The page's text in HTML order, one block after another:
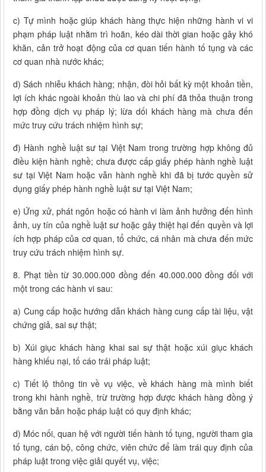
c) Tự mình hoặc giúp khách hàng thực hiện những hành vi vi
phạm pháp luật nhằm trì hoãn, kéo dài thời gian hoặc gây khó
khăn, cản trở hoạt động của cơ quan tiến hành tố tụng và các
cơ quan nhà nước khác;
d) Sách nhiễu khách hàng; nhận, đòi hỏi bất kỳ một khoản tiền,
lợi ích khác ngoài khoản thù lao và chi phí đã thỏa thuận trong
hợp đồng dịch vụ pháp lý; lừa dối khách hàng mà chưa đến
mức truy cứu trách nhiệm hình sự;
đ) Hành nghề luật sư tại Việt Nam trong trường hợp không đủ
điều kiện hành nghề; chưa được cấp giấy phép hành nghề luật
sư tại Việt Nam hoặc vẫn hành nghề khi đã bị tước quyền sử
dụng giấy phép hành nghề luật sư tại Việt Nam;
e) Ứng xử, phát ngôn hoặc có hành vi làm ảnh hưởng đến hình
ảnh, uy tín của nghề luật sư hoặc gây thiệt hại đến quyền và lợi
ích hợp pháp của cơ quan, tổ chức, cá nhân mà chưa đến mức
truy cứu trách nhiệm hình sự.
8. Phạt tiền từ 30.000.000 đồng đến 40.000.000 đồng đối với
một trong các hành vi sau:
a) Cung cấp hoặc hướng dẫn khách hàng cung cấp tài liệu, vật
chứng giả, sai sự thật;
b) Xúi giục khách hàng khai sai sự thật hoặc xúi giục khách
hàng khiếu nại, tố cáo trái pháp luật;
c) Tiết lộ thông tin về vụ việc, về khách hàng mà mình biết
trong khi hành nghề, trừ trường hợp được khách hàng đồng ý
bằng văn bản hoặc pháp luật có quy định khác;
d) Móc nối, quan hệ với người tiến hành tố tụng, người tham gia
tố tụng, cán bộ, công chức, viên chức để làm trái quy định của
pháp luật trong việc giải quyết vụ, việc;